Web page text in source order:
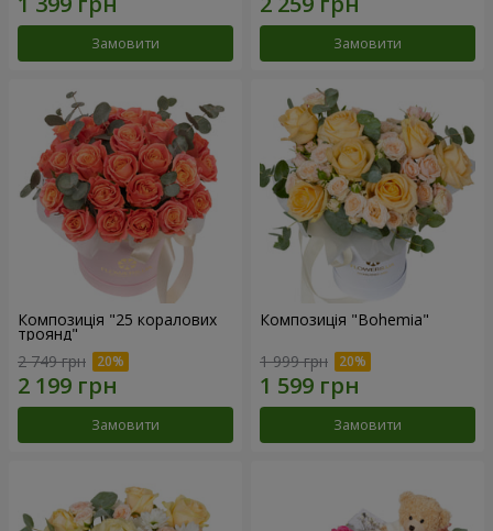
Замовити Замовити
Композиція "25 коралових
троянд"
2 749 грн
Замовити
Композиція "Bohemia"
1 999 грн
Замовити